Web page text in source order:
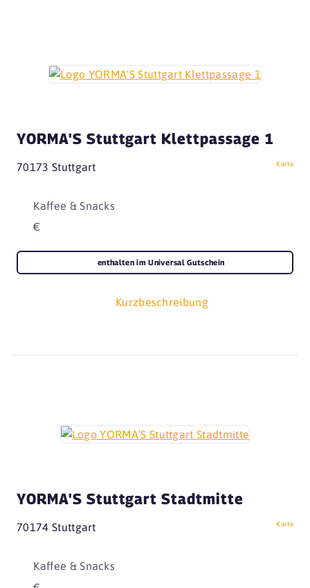
YORMA'S Stuttgart Klettpassage 1
70173 Stuttgart Karte
Kaffee & Snacks
€
Kurzbeschreibung
enthalten im Universal Gutschein
YORMA'S Stuttgart Stadtmitte
70174 Stuttgart Karte
Kaffee & Snacks